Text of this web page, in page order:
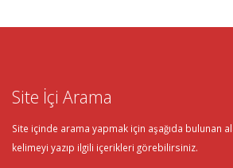
Site İçi Arama
Site içinde arama yapmak için aşağıda bulunan
kelimeyi yazıp ilgili içerikleri görebilirsiniz.